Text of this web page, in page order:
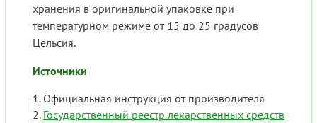
хранения в оригинальной упаковке при
температурном режиме от 15 до 25 градусов
Цельсия.
Источники
Официальная инструкция от производителя
Государственный реестр лекарственных средств